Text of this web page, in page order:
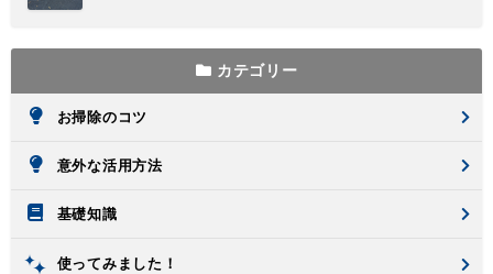
カテゴリー
お掃除のコツ
意外な活用方法
基礎知識
使ってみました！